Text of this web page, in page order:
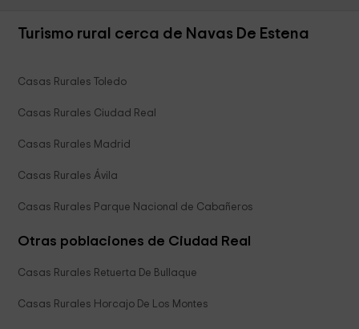
Turismo rural cerca de Navas De Estena
Casas Rurales Toledo
Casas Rurales Ciudad Real
Casas Rurales Madrid
Casas Rurales Ávila
Casas Rurales Parque Nacional de Cabañeros
Otras poblaciones de Ciudad Real
Casas Rurales Retuerta De Bullaque
Casas Rurales Horcajo De Los Montes